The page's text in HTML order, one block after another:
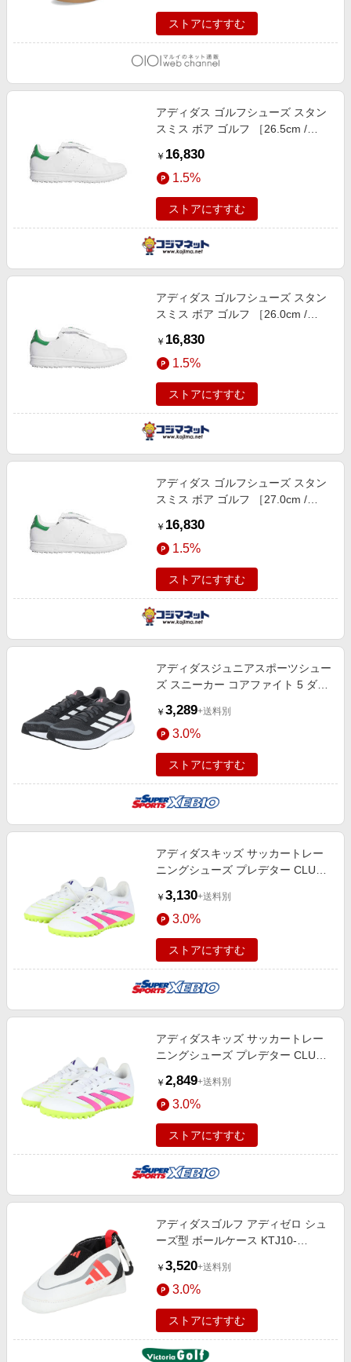
ストアにすすむ
アディダス ゴルフシューズ スタン
スミス ボア ゴルフ ［26.5cm /
ーン NQX25
￥ 16,830
1.5%
ストアにすすむ
アディダス ゴルフシューズ スタン
スミス ボア ゴルフ ［26.0cm /
ーン NQX25
￥ 16,830
1.5%
ストアにすすむ
アディダス ゴルフシューズ スタン
スミス ボア ゴルフ ［27.0cm /
ーン NQX25
￥ 16,830
1.5%
ストアにすすむ
アディダスジュニアスポーツシュー
ズ スニーカー コアファイト 5 ダー
グ シューズ
￥ 3,289+送料別
3.0%
ストアにすすむ
アディダスキッズ サッカートレー
ニングシューズ プレデター CLUB
￥ 3,130+送料別
3.0%
ストアにすすむ
アディダスキッズ サッカートレー
ニングシューズ プレデター CLUB
￥ 2,849+送料別
3.0%
ストアにすすむ
アディダスゴルフ アディゼロ シュ
ーズ型 ボールケース KTJ10-
￥ 3,520+送料別
3.0%
ストアにすすむ